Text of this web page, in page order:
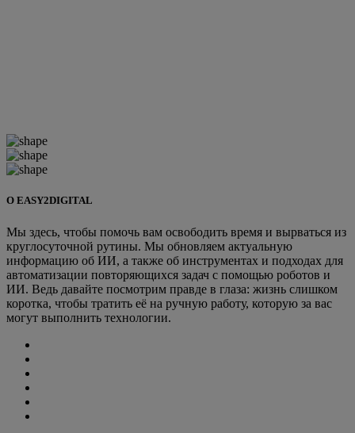
О EASY2DIGITAL
Мы здесь, чтобы помочь вам освободить время и вырваться из
круглосуточной рутины. Мы обновляем актуальную
информацию об ИИ, а также об инструментах и подходах для
автоматизации повторяющихся задач с помощью роботов и
ИИ. Ведь давайте посмотрим правде в глаза: жизнь слишком
коротка, чтобы тратить её на ручную работу, которую за вас
могут выполнить технологии.